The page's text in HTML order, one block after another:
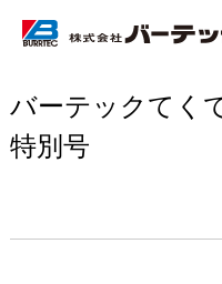
バーテックてく
特別号